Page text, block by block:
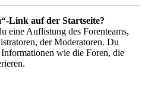
Link auf der Startseite?
eine Auflistung des Forenteams,
der Moderatoren. Du
wie die Foren, die